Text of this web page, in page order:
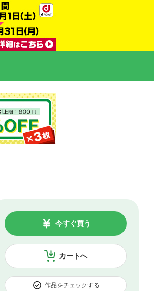
カートへ
今すぐ買う
作品をチェックする